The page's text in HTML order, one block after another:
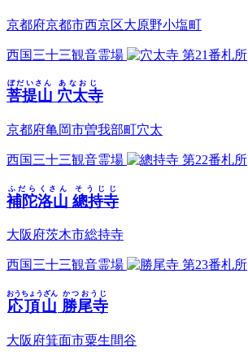
京都府京都市西京区大原野小塩町
西国三十三観音霊場 第21番札所
菩提山
ぼだいさん
穴太寺
あなおじ
京都府亀岡市曽我部町穴太
西国三十三観音霊場 第22番札所
補陀洛山
ふだらくさん
總持寺
そうじじ
大阪府茨木市総持寺
西国三十三観音霊場 第23番札所
応頂山
おうちょうざん
勝尾寺
かつおうじ
大阪府箕面市粟生間谷